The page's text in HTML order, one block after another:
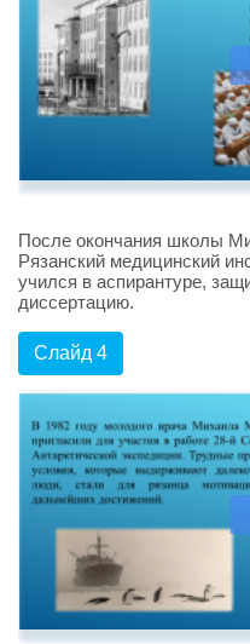
После окончания школы
Рязанский медицинский
учился в аспирантуре,
диссертацию.
Слайд 4